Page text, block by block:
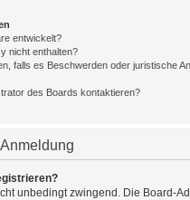
entwickelt?
nicht enthalten?
falls es Beschwerden oder juristische
des Boards kontaktieren?
unbedingt zwingend. Die Board-